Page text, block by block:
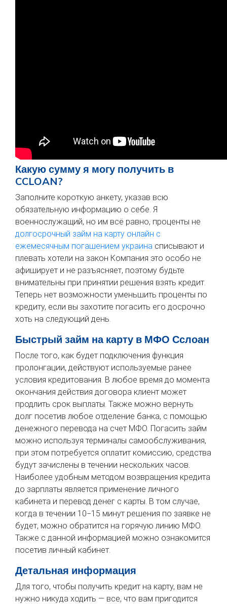
Какую сумму я могу получить в
CCLOAN?
Заполните короткую анкету, указав всю
обязательную информацию о себе. Я
военнослужащий, но им всё равно, проценты не
долгосрочный займ на карту онлайн с
ежемесячным погашением украина списывают и
плевать хотели на закон Компания это особо не
афиширует и не разъясняет, поэтому будьте
внимательны при принятии решения взять кредит.
Теперь нет возможности уменьшить проценты по
кредиту, если вы захотите погасить его досрочно
хоть на следующий день.
Быстрый займ на карту в МФО Сслоан
После того, как будет подключения функция
пролонгации, действуют используемые ранее
условия кредитования. В любое время до момента
окончания действия договора клиент может
продлить срок выплаты. Также можно вернуть
долг посетив любое отделение банка, с помощью
денежного перевода на счет МФО. Погасить займ
можно используя терминалы самообслуживания,
при этом потребуется оплатит комиссию, средства
будут зачислены в течении нескольких часов.
Наиболее удобным методом возвращения кредита
до зарплаты является применение личного
кабинета и перевод денег с карты. В том случае,
когда в течении 10−15 минут решения по заявке не
будет, можно обратится на горячую линию МФО.
Также с данной информацией можно ознакомится
посетив личный кабинет.
Детальная информация
Для того, чтобы получить кредит на карту, вам не
нужно никуда ходить — все, что вам пригодится